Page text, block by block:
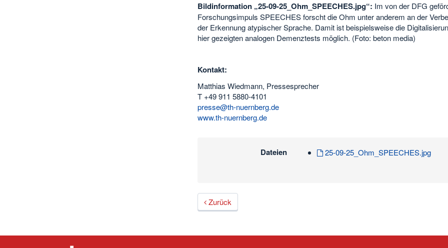
Bildinformation „25-09-25_Ohm_SPEECHES.jpg“: Im von der DFG
Forschungsimpuls SPEECHES forscht die Ohm unter anderem an der
der Erkennung atypischer Sprache. Damit ist beispielsweise die
hier gezeigten analogen Demenztests möglich. (Foto: beton media)
Kontakt:
Matthias Wiedmann, Pressesprecher
T +49 911 5880-4101
presse@th-nuernberg.de
www.th-nuernberg.de
Dateien 25-09-25_Ohm_SPEECHES.jpg
Zurück